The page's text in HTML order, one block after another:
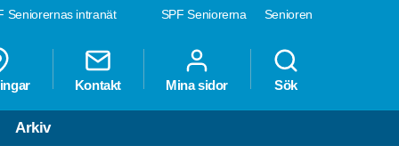
SPF Seniorerna Senioren
Seniorernas intranät
Kontakt Mina sidor Sök
Arkiv